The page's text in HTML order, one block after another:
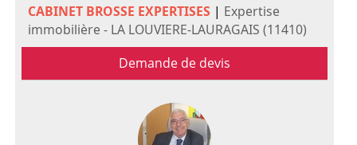
CABINET BROSSE EXPERTISES | Expertise
immobilière - LA LOUVIERE-LAURAGAIS (11410)
Demande de devis